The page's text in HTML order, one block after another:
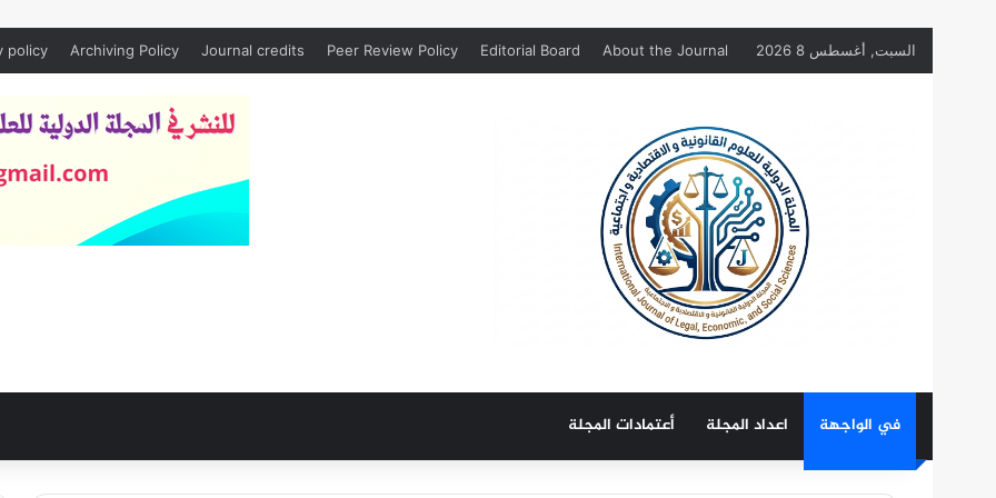
السبت, أغسطس 8 2026 About the Journal
Editorial Board
Peer Review Policy
Journal credits
Archiving Policy
policy
في الواجهة اعداد المجلة أعتمادات المجلة